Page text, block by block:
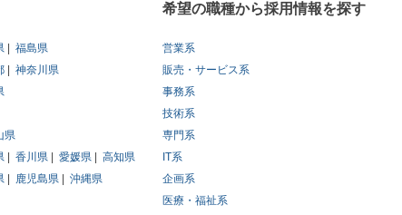
福島県
神奈川県
県
香川県 愛媛県
高知県
鹿児島県
沖縄県
希望の職種から採用情報を探す
営業系
販売・サービス系
事務系
技術系
専門系
IT系
企画系
医療・福祉系